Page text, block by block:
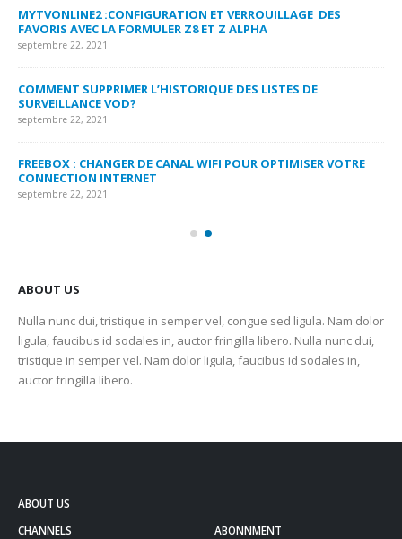
MYTVONLINE2 :CONFIGURATION ET VERROUILLAGE DES
FAVORIS AVEC LA FORMULER Z8 ET Z ALPHA
septembre 22, 2021
COMMENT SUPPRIMER L’HISTORIQUE DES LISTES DE
SURVEILLANCE VOD?
septembre 22, 2021
FREEBOX : CHANGER DE CANAL WIFI POUR OPTIMISER VOTRE
CONNECTION INTERNET
septembre 22, 2021
ABOUT US
Nulla nunc dui, tristique in semper vel, congue sed ligula. Nam dolor
ligula, faucibus id sodales in, auctor fringilla libero. Nulla nunc dui,
tristique in semper vel. Nam dolor ligula, faucibus id sodales in,
auctor fringilla libero.
ABOUT US
CHANNELS
ABONNMENT